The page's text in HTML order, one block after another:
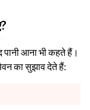
पानी आना भी कहते हैं।
का सुझाव देते हैं: